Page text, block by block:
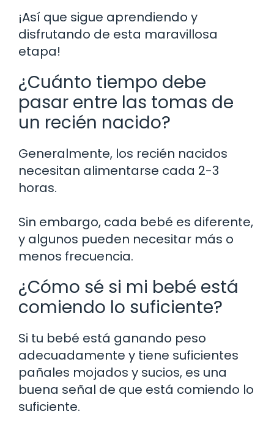
¡Así que sigue aprendiendo y
disfrutando de esta maravillosa
etapa!
¿Cuánto tiempo debe
pasar entre las tomas de
un recién nacido?
Generalmente, los recién nacidos
necesitan alimentarse cada 2-3
horas.
Sin embargo, cada bebé es diferente,
y algunos pueden necesitar más o
menos frecuencia.
¿Cómo sé si mi bebé está
comiendo lo suficiente?
Si tu bebé está ganando peso
adecuadamente y tiene suficientes
pañales mojados y sucios, es una
buena señal de que está comiendo lo
suficiente.